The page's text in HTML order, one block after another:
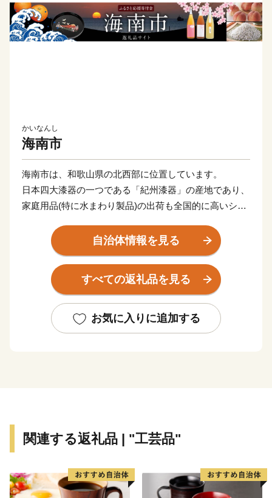
かいなんし
海南市
海南市は、和歌山県の北西部に位置しています。
日本四大漆器の一つである「紀州漆器」の産地であり、
家庭用品(特に水まわり製品)の出荷も全国的に高いシェ
また、世界遺産「熊野」へと続く古からの参詣道が南北
に縦断し、琴ノ浦温山荘や長保寺をはじめとする国指定
文化財を有しています。
さらに、菓子の起源とされる柑橘類の橘の木が日本で最
います。
自治体情報を見る
すべての返礼品を見る
お気に入りに追加する
関連する返礼品 | "工芸品"